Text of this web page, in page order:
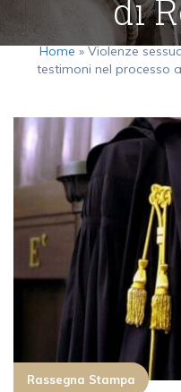
di
Home»Violenze
testimoni nel processo
Rassegna Stampa